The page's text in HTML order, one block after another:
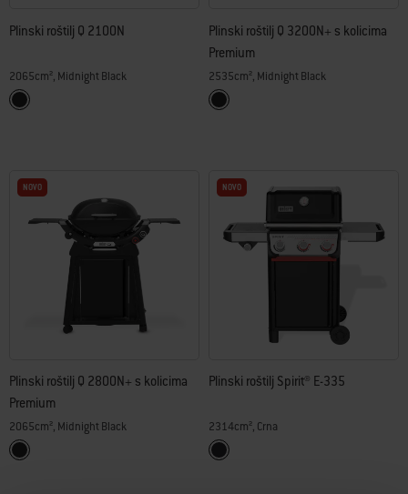
Plinski roštilj Q 2100N
2065cm², Midnight Black
Color Options
Midnight Black
Plinski roštilj Q 3200N+ s kolicima
Premium
2535cm², Midnight Black
Color Options
Midnight Black
NOVO
Plinski roštilj Q 2800N+ s kolicima
Premium
2065cm², Midnight Black
Color Options
Midnight Black
NOVO
Plinski roštilj Spirit® E-335
2314cm², Crna
Color Options
Crna